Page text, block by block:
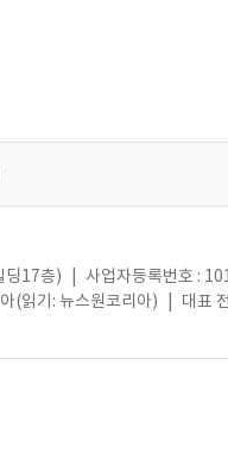
딩17층) 사업자등록번호 :
(읽기: 뉴스원코리아) 대표